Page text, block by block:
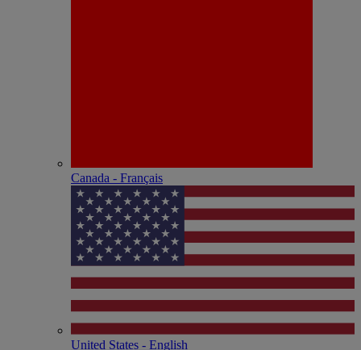
Canada - Français
United States - English